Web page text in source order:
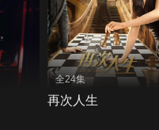
全24集
再次人生